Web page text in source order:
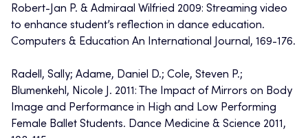
Robert-Jan P. & Admiraal Wilfried 2009: Streaming video
to enhance student’s reflection in dance education.
Computers & Education An International Journal, 169-176.
Radell, Sally; Adame, Daniel D.; Cole, Steven P.;
Blumenkehl, Nicole J. 2011: The Impact of Mirrors on Body
Image and Performance in High and Low Performing
Female Ballet Students. Dance Medicine & Science 2011,